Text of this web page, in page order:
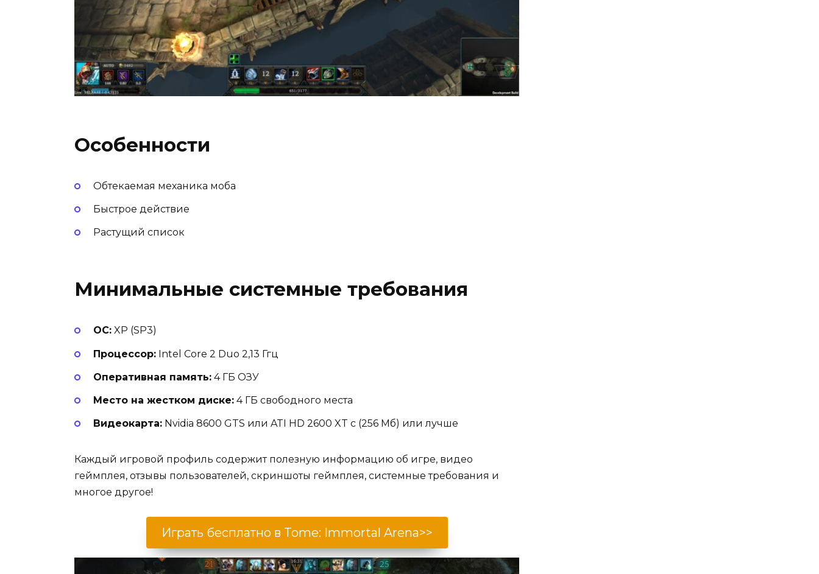
Особенности
Обтекаемая механика моба
Быстрое действие
Растущий список
Минимальные системные требования
ОС:XP (SP3)
Процессор:Intel Core 2 Duo 2,13 Ггц
Оперативная память:4 ГБ ОЗУ
Место на жестком диске:4 ГБ свободного места
Видеокарта:Nvidia 8600 GTS или ATI HD 2600 XT с (256 Мб) или лучше
Каждый игровой профиль содержит полезную информацию об игре, видео
геймплея, отзывы пользователей, скриншоты геймплея, системные требования и
многое другое!
Играть бесплатно в Tome: Immortal Arena>>